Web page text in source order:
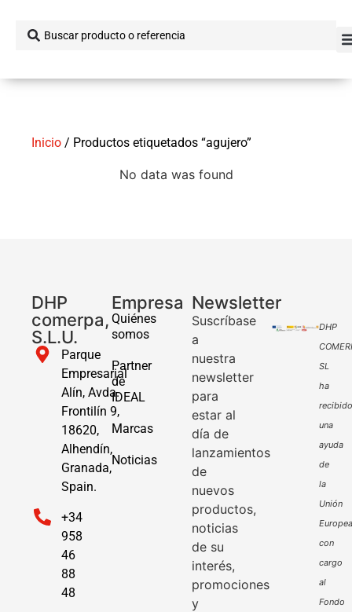
Inicio / Productos etiquetados “agujero”
No data was found
DHP
comerpa,
S.L.U.
Parque
Empresarial
Alín, Avda.
Frontilín 9,
18620,
Alhendín,
Granada,
Spain.
+34
958
46
88
48
Empresa
Quiénes
somos
Partner
de
IDEAL
Marcas
Noticias
Newsletter
Suscríbase
a
nuestra
newsletter
para
estar al
día de
lanzamientos
de
nuevos
productos,
noticias
de su
interés,
promociones
y
DHP
SL
ha
recibido
una
ayuda
de
la
Unión
Europea
con
cargo
al
Fondo